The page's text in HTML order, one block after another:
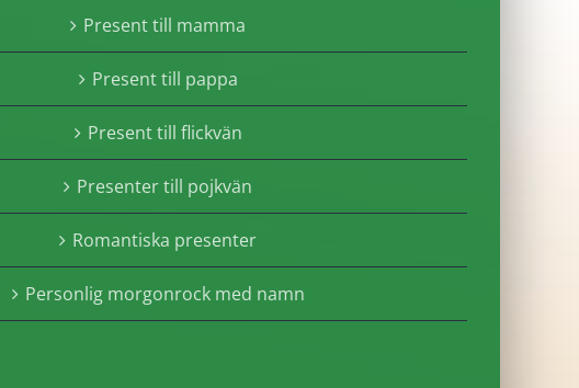
Present till mamma
Present till pappa
Present till flickvän
Presenter till pojkvän
Romantiska presenter
Personlig morgonrock med namn